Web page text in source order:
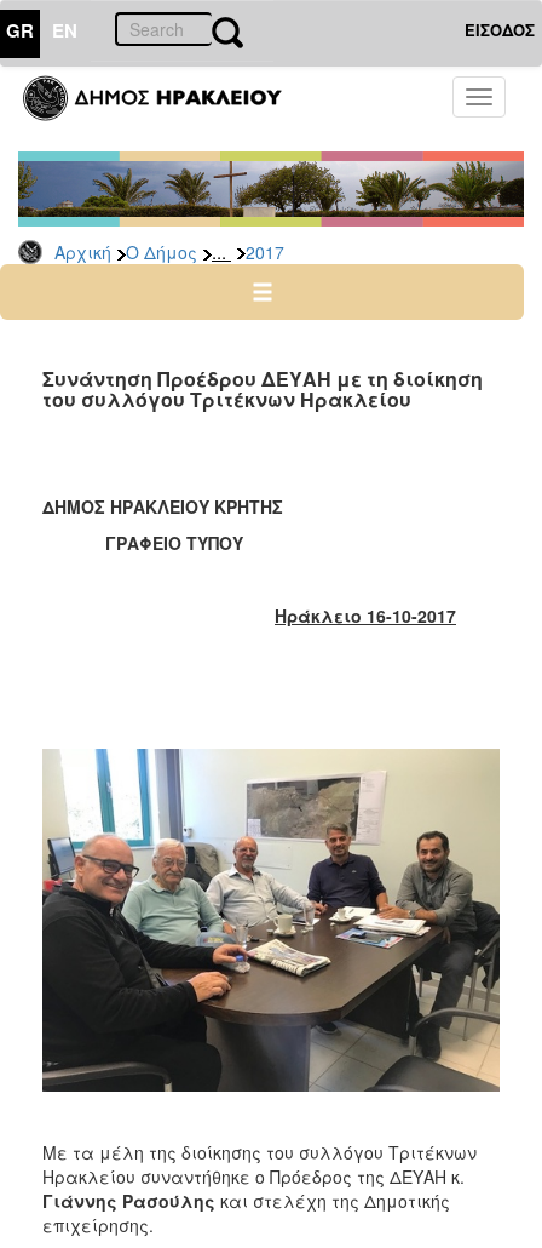
GR EN ΕΙΣΟΔΟΣ
Toggle
Αρχική Ο Δήμος ... 2017
ΔΗΜΟΣ
Δελτία
Τύπου
Αρχείο
2026
2024
2022
2019
2018
2011
2010
2006
Συνάντηση Προέδρου ΔΕΥΑΗ με τη διοίκηση
του συλλόγου Τριτέκνων Ηρακλείου
ΔΗΜΟΣ ΗΡΑΚΛΕΙΟΥ ΚΡΗΤΗΣ
ΓΡΑΦΕΙΟ ΤΥΠΟΥ
Ηράκλειο 16-10-2017
Με τα μέλη της διοίκησης του συλλόγου Τριτέκνων
Ηρακλείου συναντήθηκε ο Πρόεδρος της ΔΕΥΑΗ κ.
Γιάννης Ρασούλης και στελέχη της Δημοτικής
επιχείρησης.